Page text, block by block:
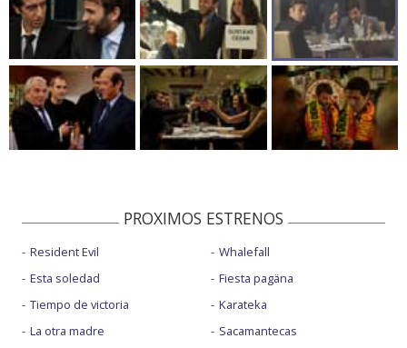
PROXIMOS ESTRENOS
Resident Evil
Esta soledad
Tiempo de victoria
La otra madre
Whalefall
Fiesta pagäna
Karateka
Sacamantecas